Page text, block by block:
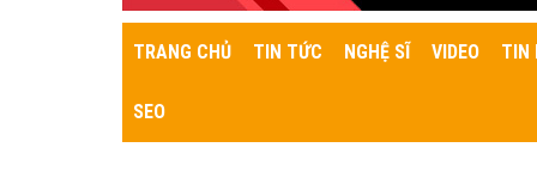
TRANG CHỦ TIN TỨC NGHỆ SĨ VIDEO TIN
SEO